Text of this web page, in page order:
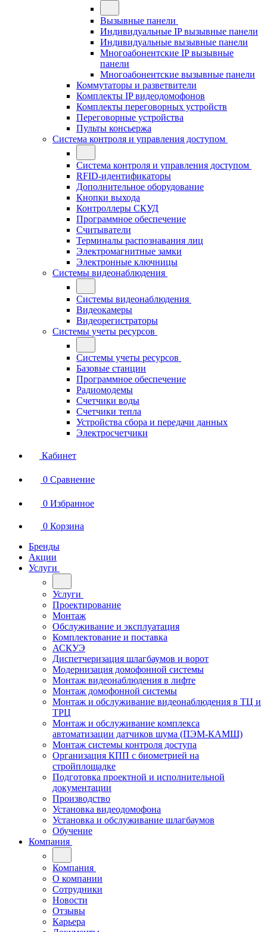
Вызывные панели
Индивидуальные IP вызывные панели
Индивидуальные вызывные панели
Многоабонентские IP вызывные
панели
Многоабонентские вызывные панели
Коммутаторы и разветвители
Комплекты IP видеодомофонов
Комплекты переговорных устройств
Переговорные устройства
Пульты консьержа
Система контроля и управления доступом
Система контроля и управления доступом
RFID-идентификаторы
Дополнительное оборудование
Кнопки выхода
Контроллеры СКУД
Программное обеспечение
Считыватели
Терминалы распознавания лиц
Электромагнитные замки
Электронные ключницы
Системы видеонаблюдения
Системы видеонаблюдения
Видеокамеры
Видеорегистраторы
Системы учеты ресурсов
Системы учеты ресурсов
Базовые станции
Программное обеспечение
Радиомодемы
Счетчики воды
Счетчики тепла
Устройства сбора и передачи данных
Электросчетчики
Кабинет
0 Сравнение
0 Избранное
0 Корзина
Бренды
Акции
Услуги
Услуги
Проектирование
Монтаж
Обслуживание и эксплуатация
Комплектование и поставка
АСКУЭ
Диспетчеризация шлагбаумов и ворот
Модернизация домофонной системы
Монтаж видеонаблюдения в лифте
Монтаж домофонной системы
Монтаж и обслуживание видеонаблюдения в ТЦ и
ТРЦ
Монтаж и обслуживание комплекса
автоматизации датчиков шума (ПЭМ-КАМШ)
Монтаж системы контроля доступа
Организация КПП с биометрией на
стройплощадке
Подготовка проектной и исполнительной
документации
Производство
Установка видеодомофона
Установка и обслуживание шлагбаумов
Обучение
Компания
Компания
О компании
Сотрудники
Новости
Отзывы
Карьера